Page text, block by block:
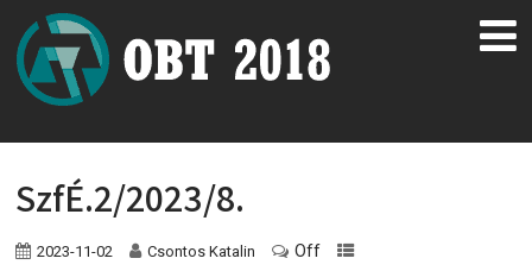
SzfÉ.2/2023/8.
2023-11-02 Csontos Katalin Off